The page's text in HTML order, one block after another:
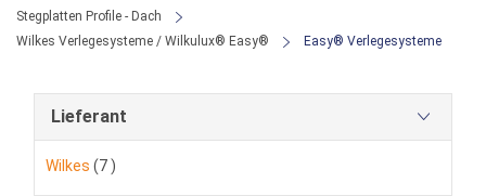
Stegplatten Profile - Dach
Wilkes Verlegesysteme / Wilkulux® Easy®
Easy® Verlegesysteme
Lieferant
Wilkes 7Artikel